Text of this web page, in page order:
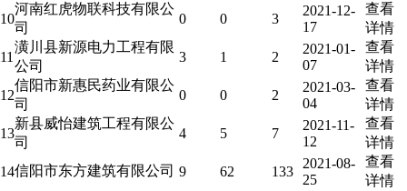
10
河南红虎物联科技有限公
司
0 0 3
2021-12-
17
查看
详情
11
潢川县新源电力工程有限
公司
3 1 2
2021-01-
07
查看
详情
12
信阳市新惠民药业有限公
司
0 0 2
2021-03-
04
查看
详情
13
新县威怡建筑工程有限公
司
4 5 7
2021-11-
12
查看
详情
14信阳市东方建筑有限公司 9 62 133
2021-08-
25
查看
详情